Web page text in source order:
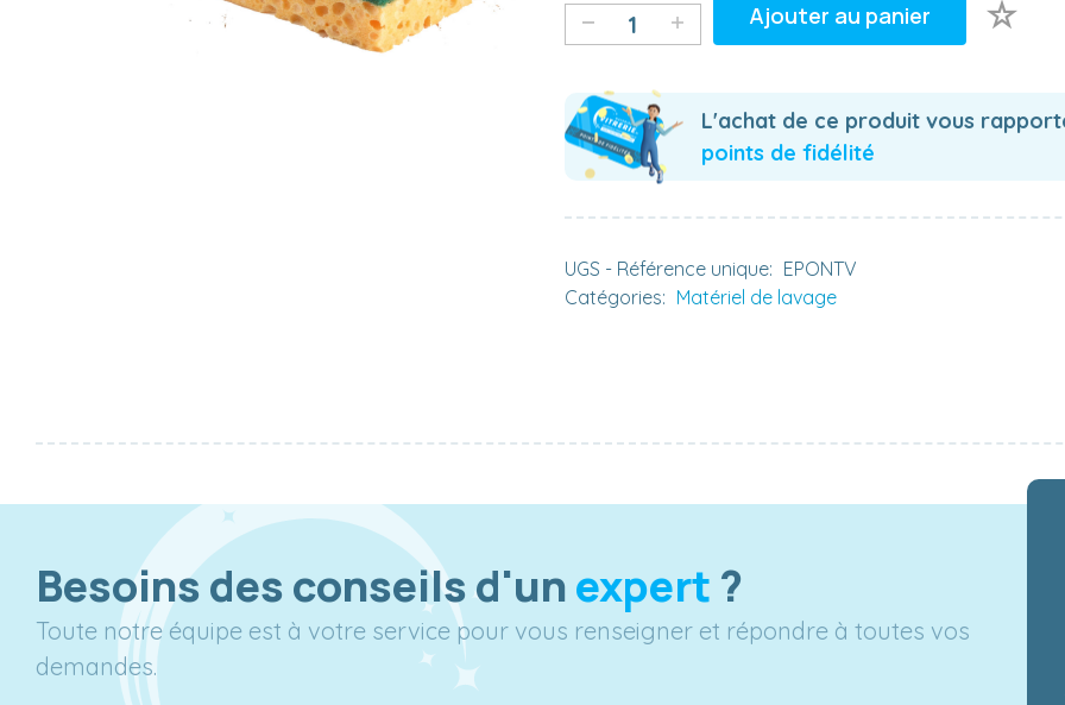
Ajouter au panier
L'achat de ce produit vous
points de fidélité
UGS - Référence unique: EPONTV
Catégories: Matériel de lavage
Besoins des conseils d'unexpert ?
Toute notre équipe est à votre service pour vous renseigner et répondre à toutes vos
demandes.